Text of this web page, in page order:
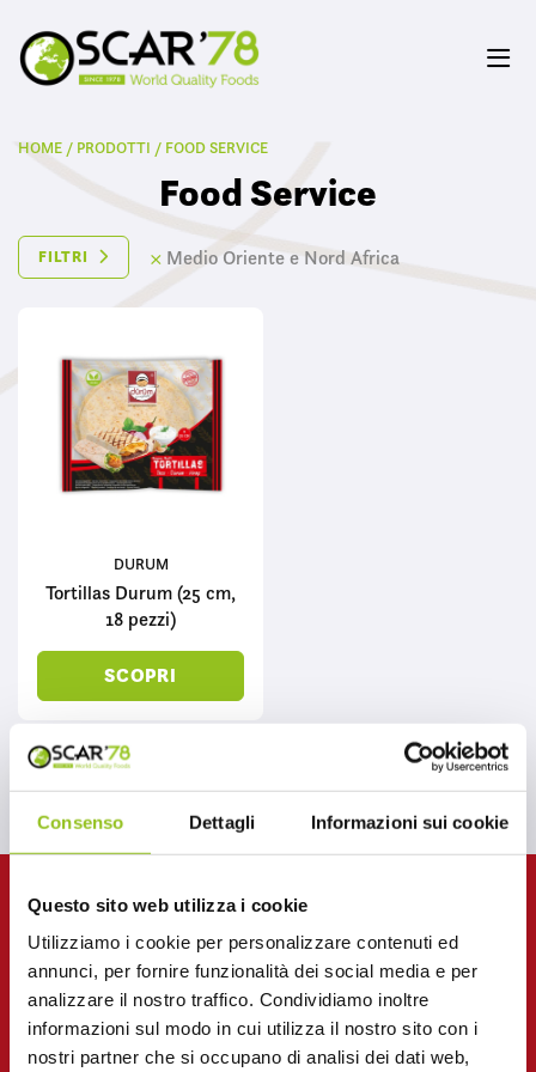
Consenso Dettagli Informazioni sui cookie
Questo sito web utilizza i cookie
Utilizziamo i cookie per personalizzare contenuti ed
annunci, per fornire funzionalità dei social media e per
analizzare il nostro traffico. Condividiamo inoltre
informazioni sul modo in cui utilizza il nostro sito con i
nostri partner che si occupano di analisi dei dati web,
HOME / PRODOTTI / FOOD SERVICE
Food Service
FILTRI Medio Oriente e Nord Africa
×
DURUM
Tortillas Durum (25 cm,
18 pezzi)
SCOPRI
Entra nel Mondo Oscar ’78